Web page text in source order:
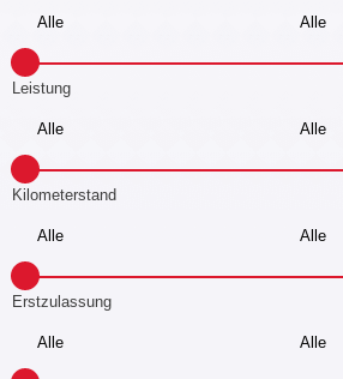
Leistung
Kilometerstand
Erstzulassung